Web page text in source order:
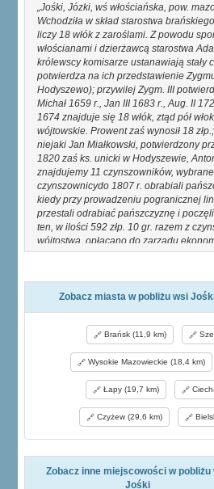
Jośki, Józki, wś włościańska, pow.
Wchodziła w skład starostwa
liczy 18 włók z zaroślami. Z powodu
włościanami i dzierżawcą starostwa
królewscy komisarze ustanawiają stały
potwierdza na ich przedstawienie
Hodyszewo); przywilej Zygm. III
Michał 1659 r., Jan III 1683 r., Aug. II
1674 znajduje się 18 włók, ztąd pół
wójtowskie. Prowent zaś wynosił 18
niejaki Jan Miałkowski, potwierdzony
1820 zaś ks. unicki w Hodyszewie,
znajdujemy 11 czynszowników,
czynszownicydo 1807 r. obrabiali
kiedy przy prowadzeniu pogranicznej
przestali odrabiać pańszczyznę i
ten, w ilości 592 złp. 10 gr. razem z
wójtostwa, opłacano do zarządu
wtedy wchodziły. Włościanie wysiewali
mieszk. Grunta dzierżawca wypuszczał
dlatego nie trzymał koni i bydła. Wś
zwanej suchej arendy, za co mogła
spodoba. Dziś J. mają 33 dm., 215 mk.
Zobacz miasta w pobliżu wsi
Brańsk (11,9 km)
Wysokie Mazowieckie (18,4 km)
Łapy (19,7 km)
Czyżew (29,6 km)
Zobacz inne miejscowości w pobliżu
Jośki